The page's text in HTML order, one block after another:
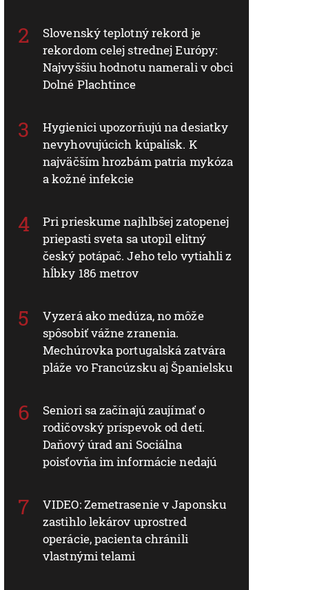
Slovenský teplotný rekord je
rekordom celej strednej Európy:
Najvyššiu hodnotu namerali v obci
Dolné Plachtince
Hygienici upozorňujú na desiatky
nevyhovujúcich kúpalísk. K
najväčším hrozbám patria mykóza
a kožné infekcie
Pri prieskume najhlbšej zatopenej
priepasti sveta sa utopil elitný
český potápač. Jeho telo vytiahli z
hĺbky 186 metrov
Vyzerá ako medúza, no môže
spôsobiť vážne zranenia.
Mechúrovka portugalská zatvára
pláže vo Francúzsku aj Španielsku
Seniori sa začínajú zaujímať o
rodičovský príspevok od detí.
Daňový úrad ani Sociálna
poisťovňa im informácie nedajú
VIDEO: Zemetrasenie v Japonsku
zastihlo lekárov uprostred
operácie, pacienta chránili
vlastnými telami